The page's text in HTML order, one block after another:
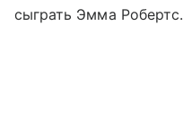
сыграть Эмма Робертс.